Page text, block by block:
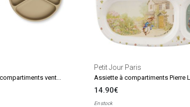
Lot de 2 assiettes à compartiments ventouse Stacy Sandy-Oat
Petit Jour Paris
Assiette à compartiments Pierre
14.90€
En stock